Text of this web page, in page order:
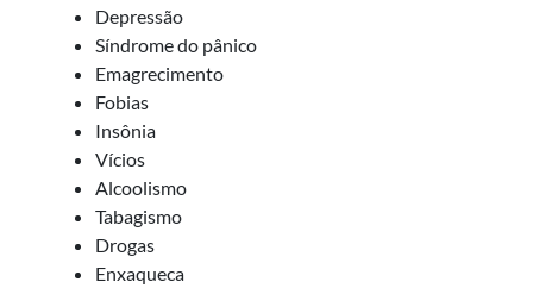
Depressão
Síndrome do pânico
Emagrecimento
Fobias
Insônia
Vícios
Alcoolismo
Tabagismo
Drogas
Enxaqueca